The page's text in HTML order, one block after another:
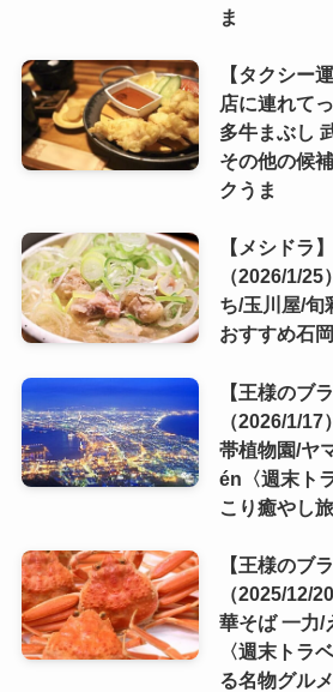
ま
【タクシー
店に連れて
多牛まぶし
その他の候
クうま
【メシドラ
（2026/1/
ち/玉川屋/旬
おすすめ石
【王様のブ
（2026/1/
帯植物園/ヤ
én〈週末ト
こり癒やし旅
【王様のブ
（2025/12/
華そば 一力/
〈週末トラ
る名物グル